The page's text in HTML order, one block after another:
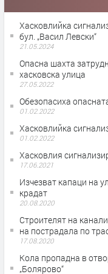
Хасковлийка
бул. „Васил Левски“
21.05.2024
Опасна шахта
хасковска улица
27.05.2022
Обезопасиха
01.02.2022
Хасковлийка
01.02.2022
Хасковлия
17.06.2021
Изчезват капаци на
крадат
20.08.2020
Строителят на канализацията в „Болярово“ покрива щетите
на пострадала по
17.08.2020
Кола пропадна в отворена шахта от новия водопровод в
„Болярово“